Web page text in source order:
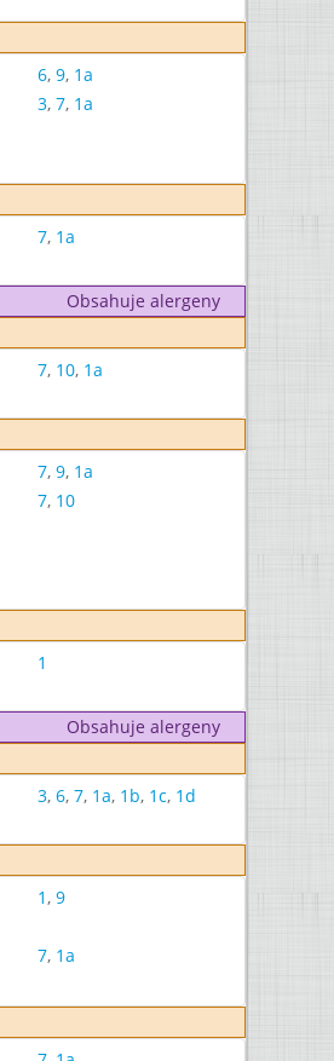
6, 9, 1a
3, 7, 1a
7, 1a
Obsahuje alergeny
7, 10, 1a
7, 9, 1a
7, 10
1
Obsahuje alergeny
3, 6, 7, 1a, 1b, 1c, 1d
1, 9
7, 1a